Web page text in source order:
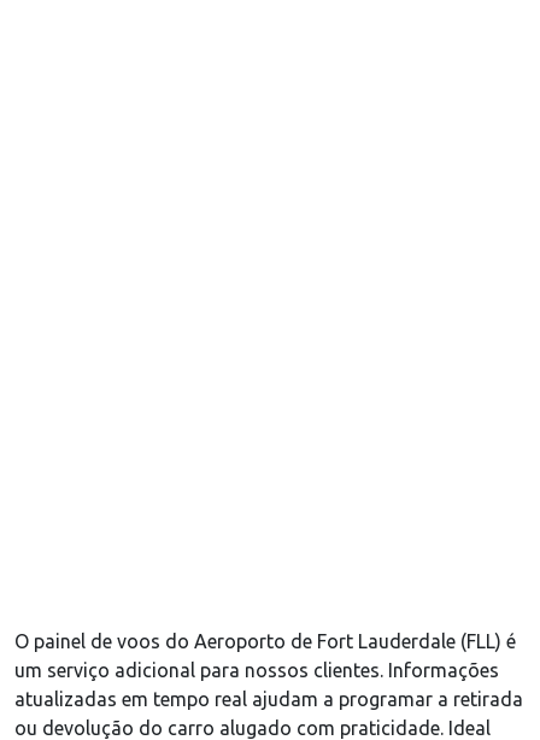
O painel de voos do Aeroporto de Fort Lauderdale (FLL) é
um serviço adicional para nossos clientes. Informações
atualizadas em tempo real ajudam a programar a retirada
ou devolução do carro alugado com praticidade. Ideal